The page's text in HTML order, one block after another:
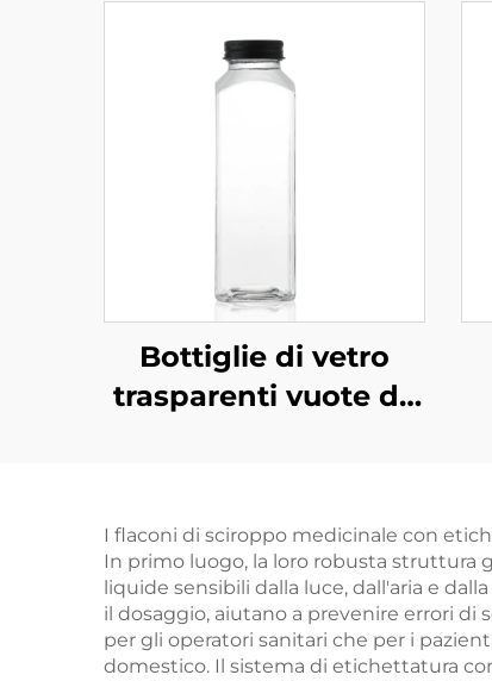
Bottiglie di vetro
trasparenti vuote da
caffè
I flaconi di sciroppo medicinale con
In primo luogo, la loro robusta struttura
liquide sensibili dalla luce, dall'aria e
il dosaggio, aiutano a prevenire errori di
per gli operatori sanitari che per i
domestico. Il sistema di etichettatura